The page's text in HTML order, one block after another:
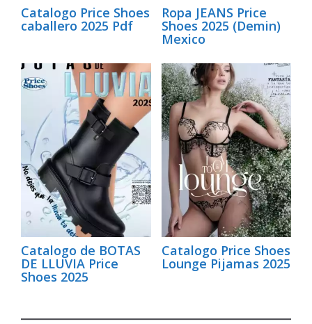
Catalogo Price Shoes
caballero 2025 Pdf
Ropa JEANS Price
Shoes 2025 (Demin)
Mexico
Catalogo de BOTAS
DE LLUVIA Price
Shoes 2025
Catalogo Price Shoes
Lounge Pijamas 2025